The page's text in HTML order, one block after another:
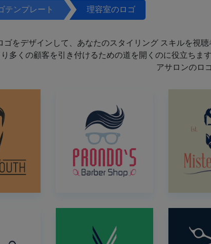
テンプレート 理容室のロゴ
ゴをデザインして、あなたのスタイリング スキルを視
多くの顧客を引き付けるための道を開くのに役立ちま
アサロンのロ